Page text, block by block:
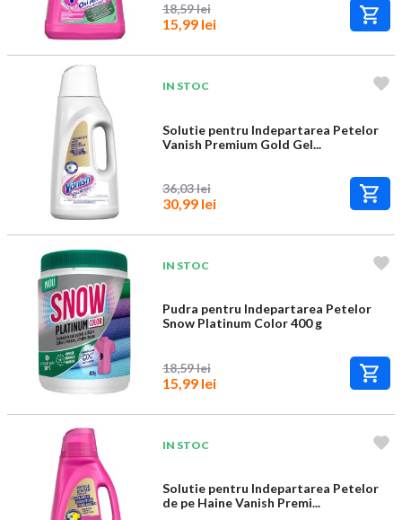
18,59 lei
15,99 lei
IN STOC
Solutie pentru Indepartarea Petelor
Vanish Premium Gold Gel...
36,03 lei
30,99 lei
IN STOC
Pudra pentru Indepartarea Petelor
Snow Platinum Color 400 g
18,59 lei
15,99 lei
IN STOC
Solutie pentru Indepartarea Petelor
de pe Haine Vanish Premi...